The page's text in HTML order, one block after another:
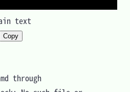
text
Copy
through